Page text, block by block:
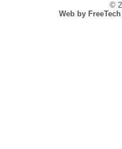
©
Web by